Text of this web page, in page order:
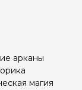
арканы
магия